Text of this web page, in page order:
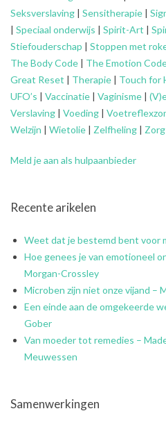
Seksverslaving | Sensitherapie |
| Speciaal onderwijs | Spirit-Art |
Stiefouderschap | Stoppen met
The Body Code | The Emotion
Great Reset | Therapie | Touch for
UFO’s | Vaccinatie | Vaginisme |
Verslaving | Voeding |
Welzijn | Wietolie | Zelfheling | Zorg
Meld je aan als hulpaanbieder
Recente arikelen
Weet dat je bestemd bent voor
Hoe genees je van emotioneel
Morgan-Crossley
Microben zijn niet onze vijand –
Een einde aan de omgekeerde
Gober
Van moeder tot remedies –
Meuwessen
Samenwerkingen